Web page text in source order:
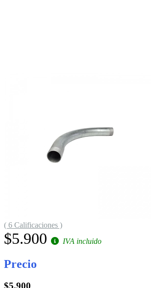
( 6 Calificaciones )
$5.900 IVA incluido
Precio
$5.900